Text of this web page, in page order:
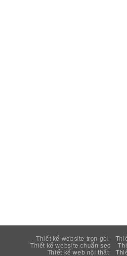
Thiết kế website trọn gói
Thiết kế website chuẩn seo
Thiết kế web nội thất